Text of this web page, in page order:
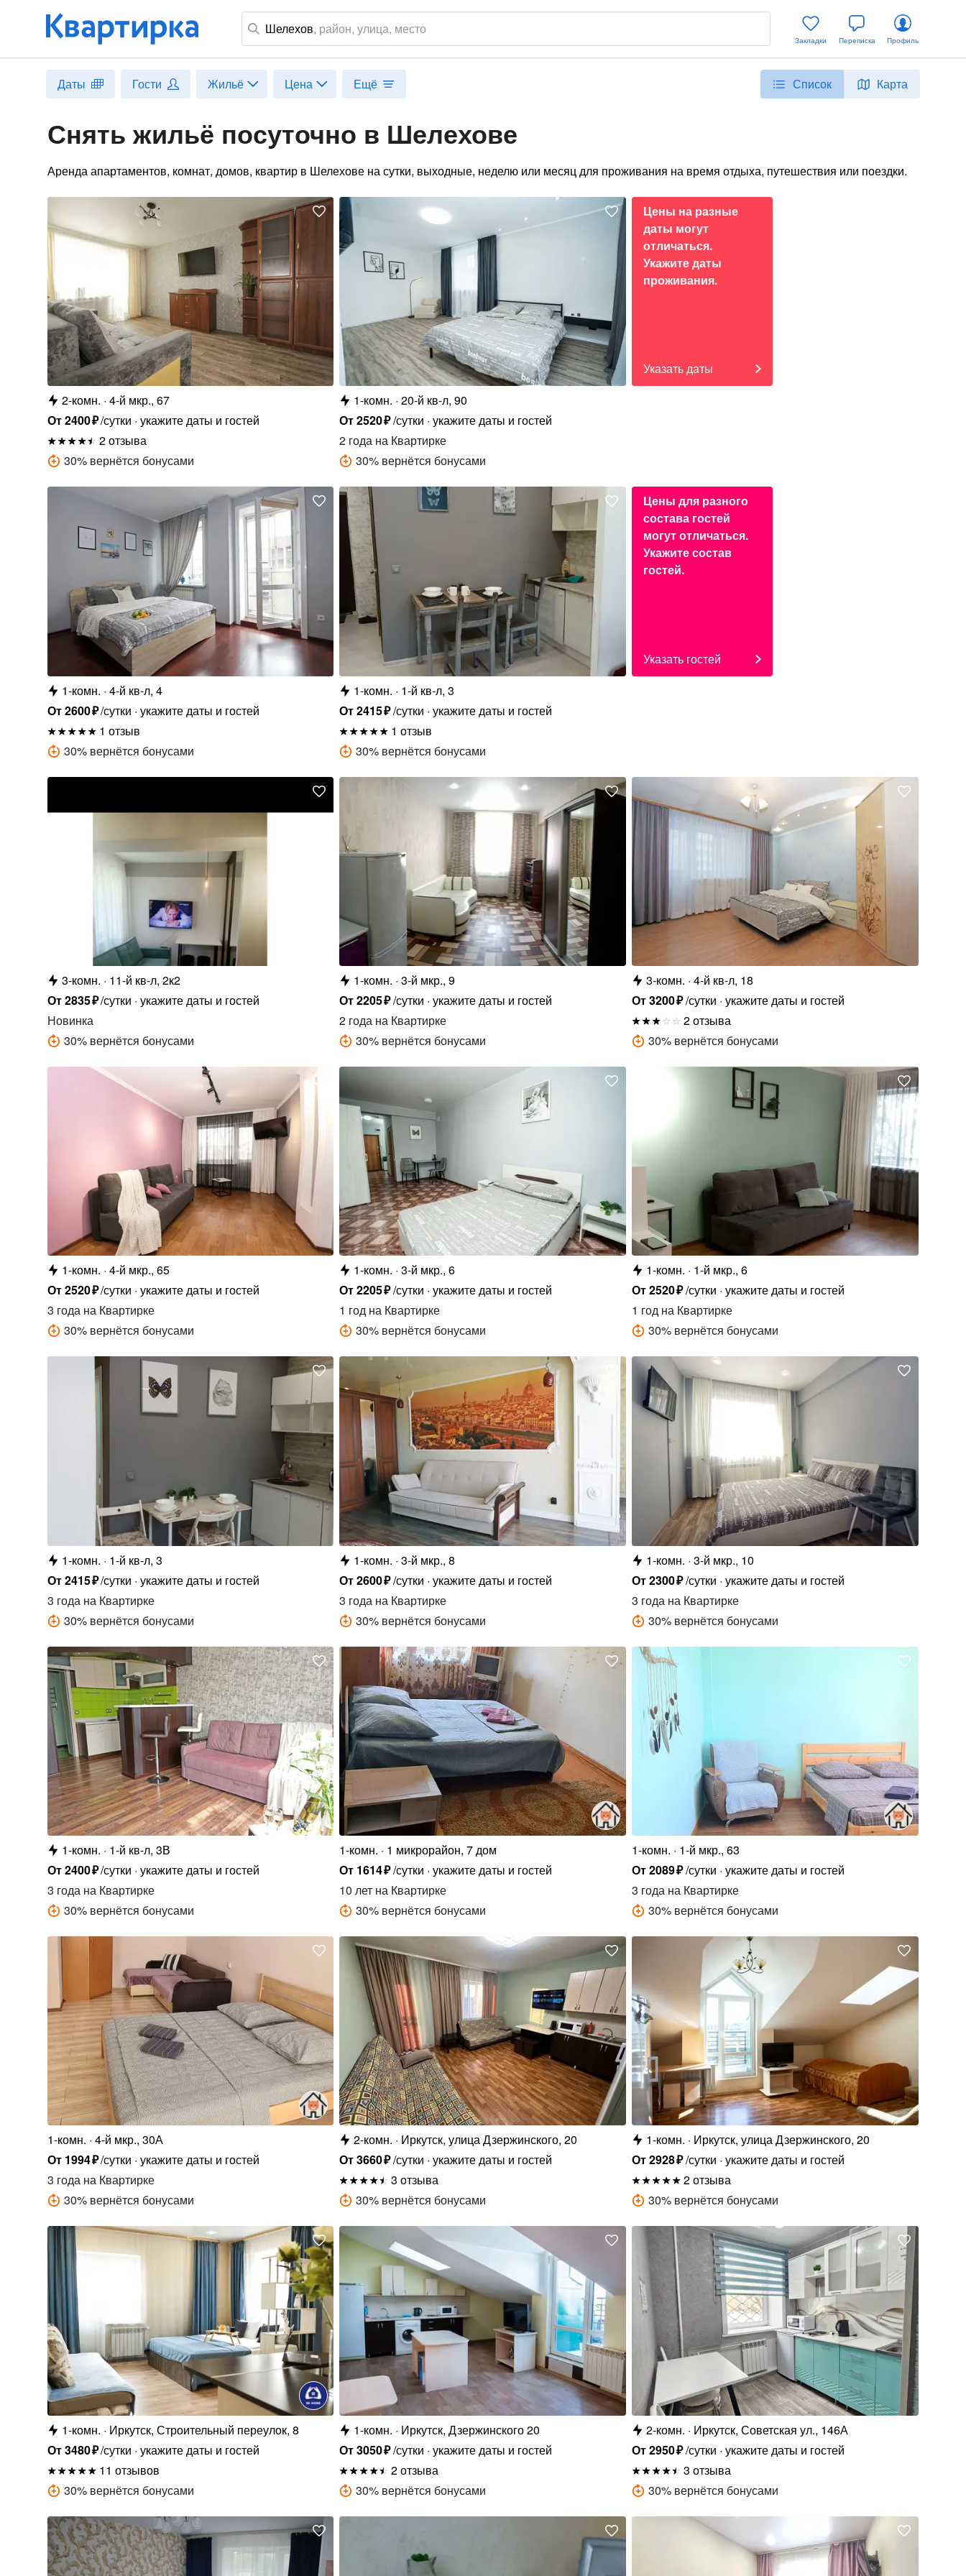
Шелехов, район, улица, место
Закладки Переписка Профиль
Даты Гости Жильё Цена Ещё Список Карта
Снять жильё посуточно в Шелехове
Аренда апартаментов, комнат, домов, квартир в Шелехове на сутки, выходные, неделю или месяц для проживания на время отдыха, путешествия или поездки.
2-комн. 4-й мкр., 67
От2400₽/сутки укажите даты и гостей
2 отзыва
30% вернётся бонусами
1-комн. 20-й кв-л, 90
От2520₽/сутки укажите даты и гостей
2 года на Квартирке
30% вернётся бонусами
Цены на разные
даты могут
отличаться.
Укажите даты
проживания.
Указать даты
1-комн. 4-й кв-л, 4
От2600₽/сутки укажите даты и гостей
1 отзыв
30% вернётся бонусами
1-комн.
1-й кв-л, 3
От2415₽/сутки укажите даты и гостей
1 отзыв
30% вернётся бонусами
Цены для разного
состава гостей
могут отличаться.
Укажите состав
гостей.
Указать гостей
3-комн.
11-й кв-л, 2к2
От2835₽/сутки укажите даты и гостей
Новинка
30% вернётся бонусами
1-комн. 3-й мкр., 9
От2205₽/сутки укажите даты и гостей
2 года на Квартирке
30% вернётся бонусами
3-комн. 4-й кв-л, 18
От3200₽/сутки укажите даты и гостей
2 отзыва
30% вернётся бонусами
1-комн. 4-й мкр., 65
От2520₽/сутки укажите даты и гостей
3 годана Квартирке
30% вернётся бонусами
1-комн. 3-й мкр., 6
От2205₽/сутки укажите даты и гостей
1 год на Квартирке
30% вернётся бонусами
1-комн.
1-й мкр., 6
От2520₽/сутки укажите даты и гостей
1 год на Квартирке
30% вернётся бонусами
1-комн.
1-й кв-л, 3
От2415₽/сутки укажите даты и гостей
3 годана Квартирке
30% вернётся бонусами
1-комн. 3-й мкр., 8
От2600₽/сутки укажите даты и гостей
3 года на Квартирке
30% вернётся бонусами
1-комн. 3-й мкр., 10
От2300₽/сутки укажите даты и гостей
3 года на Квартирке
30% вернётся бонусами
1-комн.
1-й кв-л, 3В
От2400₽/сутки укажите даты и гостей
3 годана Квартирке
30% вернётся бонусами
1-комн.
1 микрорайон, 7 дом
От 1614₽/сутки укажите даты и гостей
10 лет на Квартирке
30% вернётся бонусами
1-комн.
1-й мкр., 63
От2089₽/сутки укажите даты и гостей
3 года на Квартирке
30% вернётся бонусами
1-комн. 4-й мкр., 30А
От 1994₽/сутки укажите даты и гостей
3 годана Квартирке
30% вернётся бонусами
2-комн.
Иркутск, улица Дзержинского, 20
От3660₽/сутки укажите даты и гостей
3 отзыва
30% вернётся бонусами
1-комн.
Иркутск, улица Дзержинского, 20
От2928₽/сутки укажите даты и гостей
2 отзыва
30% вернётся бонусами
1-комн.
Иркутск, Строительный переулок, 8
От3480₽/сутки укажите даты и гостей
11 отзывов
30% вернётся бонусами
1-комн.
Иркутск, Дзержинского 20
От3050₽/сутки укажите даты и гостей
2 отзыва
30% вернётся бонусами
2-комн.
Иркутск, Советская ул., 146А
От2950₽/сутки укажите даты и гостей
3 отзыва
30% вернётся бонусами